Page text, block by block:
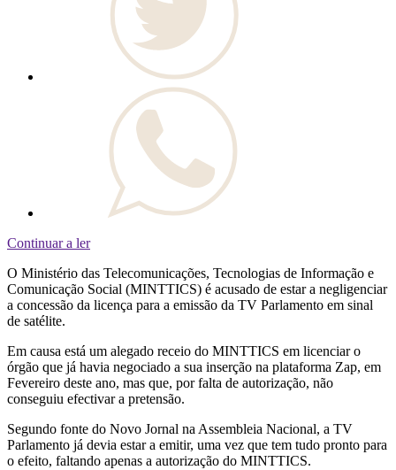
Continuar a ler
O Ministério das Telecomunicações, Tecnologias de Informação e
Comunicação Social (MINTTICS) é acusado de estar a negligenciar
a concessão da licença para a emissão da TV Parlamento em sinal
de satélite.
Em causa está um alegado receio do MINTTICS em licenciar o
órgão que já havia negociado a sua inserção na plataforma Zap, em
Fevereiro deste ano, mas que, por falta de autorização, não
conseguiu efectivar a pretensão.
Segundo fonte do Novo Jornal na Assembleia Nacional, a TV
Parlamento já devia estar a emitir, uma vez que tem tudo pronto para
o efeito, faltando apenas a autorização do MINTTICS.